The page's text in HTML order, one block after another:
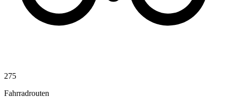
275
Fahrradrouten